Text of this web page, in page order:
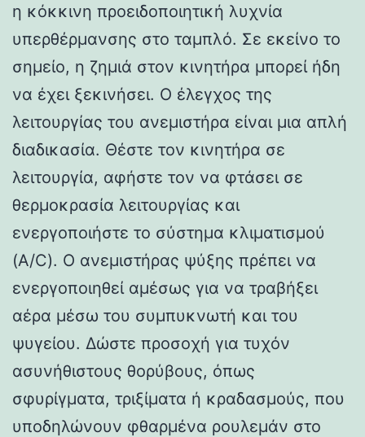
η κόκκινη προειδοποιητική λυχνία
υπερθέρμανσης στο ταμπλό. Σε εκείνο το
σημείο, η ζημιά στον κινητήρα μπορεί ήδη
να έχει ξεκινήσει. Ο έλεγχος της
λειτουργίας του ανεμιστήρα είναι μια απλή
διαδικασία. Θέστε τον κινητήρα σε
λειτουργία, αφήστε τον να φτάσει σε
θερμοκρασία λειτουργίας και
ενεργοποιήστε το σύστημα κλιματισμού
(A/C). Ο ανεμιστήρας ψύξης πρέπει να
ενεργοποιηθεί αμέσως για να τραβήξει
αέρα μέσω του συμπυκνωτή και του
ψυγείου. Δώστε προσοχή για τυχόν
ασυνήθιστους θορύβους, όπως
σφυρίγματα, τριξίματα ή κραδασμούς, που
υποδηλώνουν φθαρμένα ρουλεμάν στο